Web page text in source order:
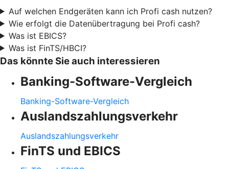
Auf welchen Endgeräten kann ich Profi cash nutzen?
Wie erfolgt die Datenübertragung bei Profi cash?
Was ist EBICS?
Was ist FinTS/HBCI?
Das könnte Sie auch interessieren
Banking-Software-Vergleich
Banking-Software-Vergleich
Auslandszahlungsverkehr
Auslandszahlungsverkehr
FinTS und EBICS